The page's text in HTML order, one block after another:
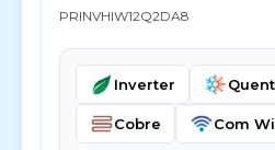
PRINVHIW12Q2DA8
Inverter
Cobre Com